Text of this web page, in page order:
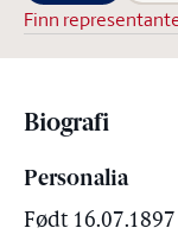
Finn
Biografi
Personalia
Født 16.07.1897